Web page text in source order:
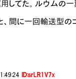
てた。ルウムの一翼
に一回輸送型の
ID:srLR1V7x